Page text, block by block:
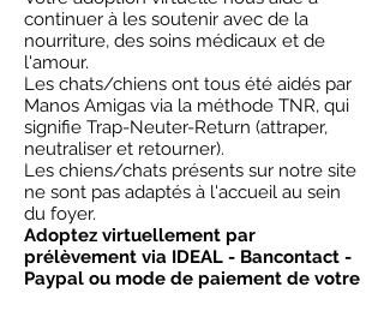
continuer à les soutenir avec de la
nourriture, des soins médicaux et de
l'amour.
Les chats/chiens ont tous été aidés par
Manos Amigas via la méthode TNR, qui
signifie Trap-Neuter-Return (attraper,
neutraliser et retourner).
Les chiens/chats présents sur notre site
ne sont pas adaptés à l'accueil au sein
du foyer.
Adoptez virtuellement par
prélèvement via IDEAL - Bancontact -
Paypal ou mode de paiement de votre